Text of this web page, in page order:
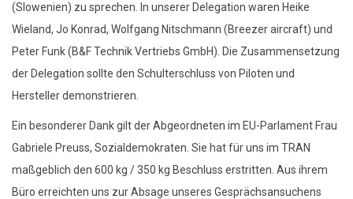
(Slowenien) zu sprechen. In unserer Delegation waren Heike
Wieland, Jo Konrad, Wolfgang Nitschmann (Breezer aircraft) und
Peter Funk (B&F Technik Vertriebs GmbH). Die Zusammensetzung
der Delegation sollte den Schulterschluss von Piloten und
Hersteller demonstrieren.
Ein besonderer Dank gilt der Abgeordneten im EU-Parlament Frau
Gabriele Preuss, Sozialdemokraten. Sie hat für uns im TRAN
maßgeblich den 600 kg / 350 kg Beschluss erstritten. Aus ihrem
Büro erreichten uns zur Absage unseres Gesprächsansuchens